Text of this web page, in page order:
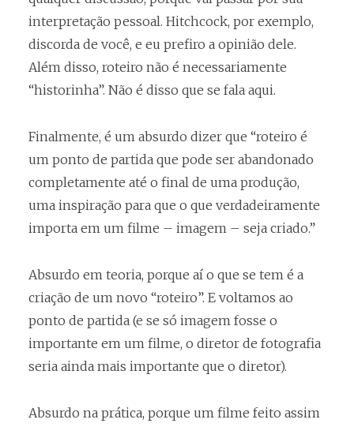
interpretação pessoal. Hitchcock, por exemplo,
discorda de você, e eu prefiro a opinião dele.
Além disso, roteiro não é necessariamente
“historinha”. Não é disso que se fala aqui.
Finalmente, é um absurdo dizer que “roteiro é
um ponto de partida que pode ser abandonado
completamente até o final de uma produção,
uma inspiração para que o que verdadeiramente
importa em um filme – imagem – seja criado.”
Absurdo em teoria, porque aí o que se tem é a
criação de um novo “roteiro”. E voltamos ao
ponto de partida (e se só imagem fosse o
importante em um filme, o diretor de fotografia
seria ainda mais importante que o diretor).
Absurdo na prática, porque um filme feito assim